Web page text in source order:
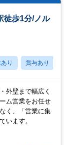
徒歩1分/ノル
り 賞与あり
外壁まで幅広く
ム営業をお任せ
く、「営業に集
います。